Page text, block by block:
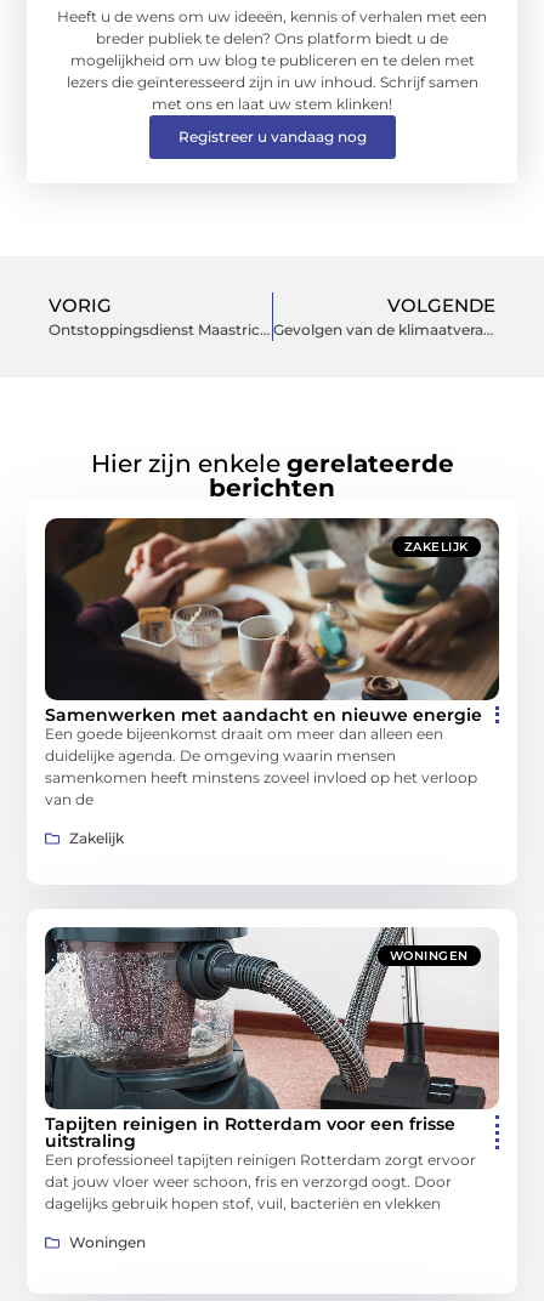
Heeft u de wens om uw ideeën, kennis of verhalen met een
breder publiek te delen? Ons platform biedt u de
mogelijkheid om uw blog te publiceren en te delen met
lezers die geïnteresseerd zijn in uw inhoud. Schrijf samen
met ons en laat uw stem klinken!
Registreer u vandaag nog
VORIG
Ontstoppingsdienst Maastricht: snel ter plaatse
VOLGENDE
Gevolgen van de klimaatverandering.
Hier zijn enkele gerelateerde
berichten
ZAKELIJK
Samenwerken met aandacht en nieuwe energie
Een goede bijeenkomst draait om meer dan alleen een
duidelijke agenda. De omgeving waarin mensen
samenkomen heeft minstens zoveel invloed op het verloop
van de
Zakelijk
WONINGEN
Tapijten reinigen in Rotterdam voor een frisse
uitstraling
Een professioneel tapijten reinigen Rotterdam zorgt ervoor
dat jouw vloer weer schoon, fris en verzorgd oogt. Door
dagelijks gebruik hopen stof, vuil, bacteriën en vlekken
Woningen